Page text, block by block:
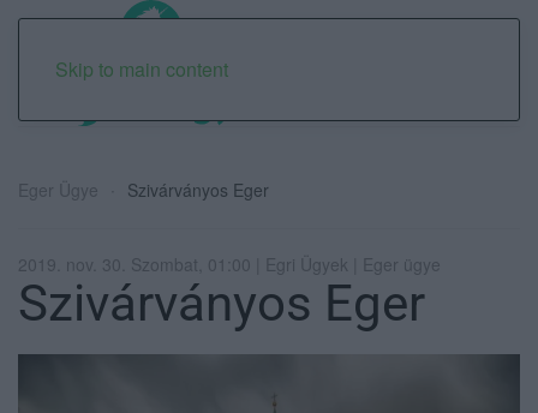
Skip to main content
Eger Ügye Szivárványos Eger
2019. nov. 30. Szombat, 01:00 | Egri Ügyek | Eger ügye
Szivárványos Eger